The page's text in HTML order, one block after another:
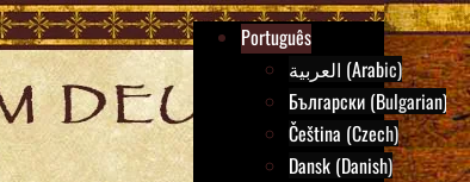
Português
العربية (Arabic)
Български (Bulgarian)
Čeština (Czech)
Dansk (Danish)